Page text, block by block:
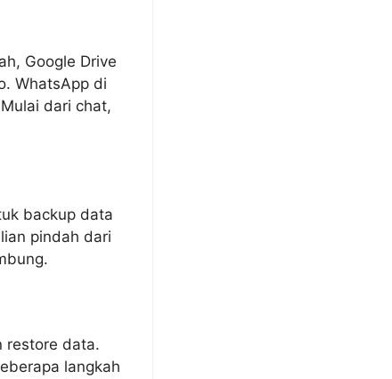
Google Drive
WhatsApp di
dari chat,
backup data
pindah dari
restore data.
langkah